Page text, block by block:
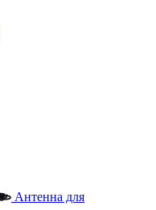
Антенна для